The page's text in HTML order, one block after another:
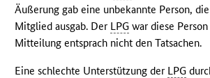
Äußerung gab eine unbekannte Person,
Mitglied ausgab. Der LPG war diese
Mitteilung entsprach nicht den Tatsachen.
Eine schlechte Unterstützung der LPG